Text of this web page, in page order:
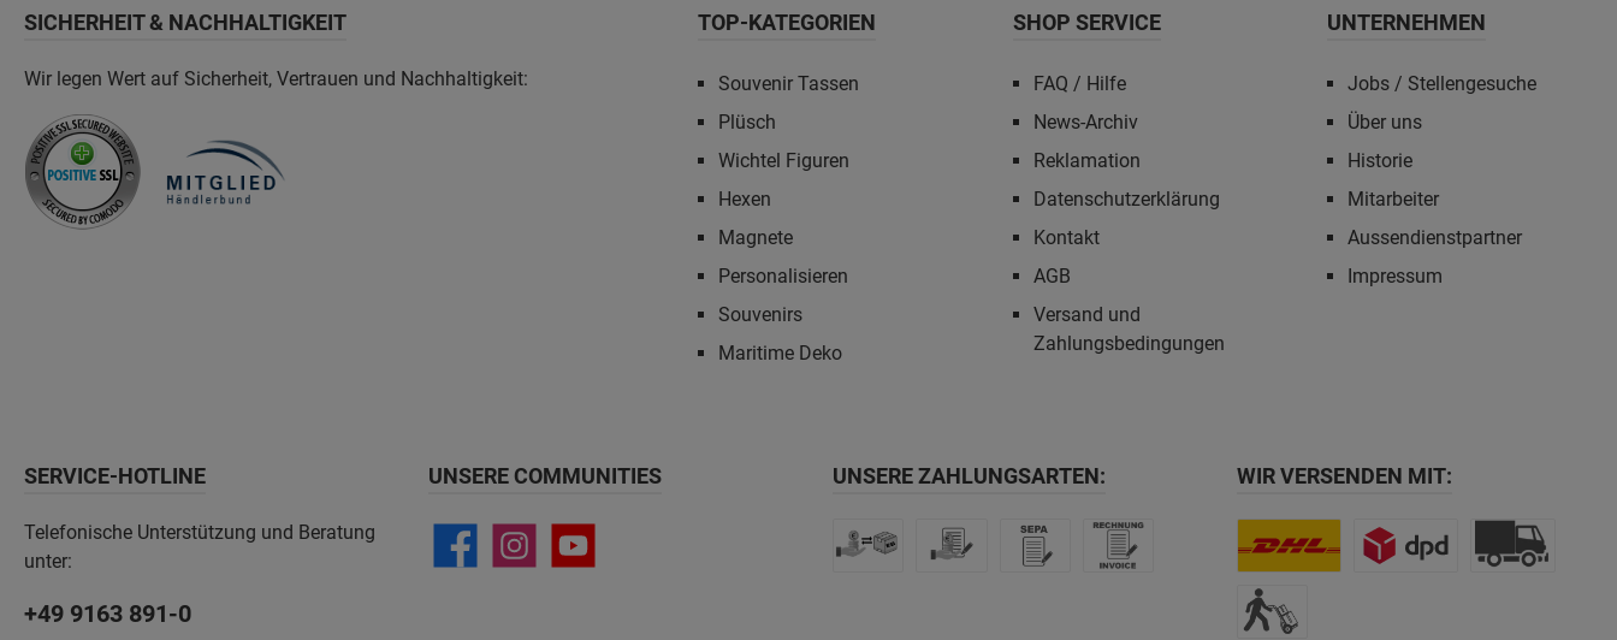
SICHERHEIT & NACHHALTIGKEIT
Wir legen Wert auf Sicherheit, Vertrauen und Nachhaltigkeit:
TOP-KATEGORIEN
Souvenir Tassen
Plüsch
Wichtel Figuren
Hexen
Magnete
Personalisieren
Souvenirs
Maritime Deko
SHOP SERVICE
FAQ / Hilfe
News-Archiv
Reklamation
Datenschutzerklärung
Kontakt
AGB
Versand und
Zahlungsbedingungen
UNTERNEHMEN
Jobs / Stellengesuche
Über uns
Historie
Mitarbeiter
Aussendienstpartner
Impressum
SERVICE-HOTLINE
Telefonische Unterstützung und Beratung
unter:
+49 9163 891-0
UNSERE COMMUNITIES UNSERE ZAHLUNGSARTEN: WIR VERSENDEN MIT: